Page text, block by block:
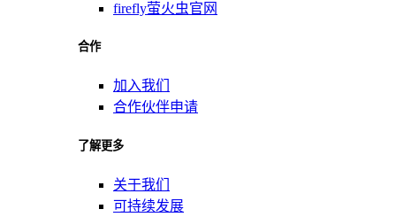
firefly萤火虫官网
合作
加入我们
合作伙伴申请
了解更多
关于我们
可持续发展